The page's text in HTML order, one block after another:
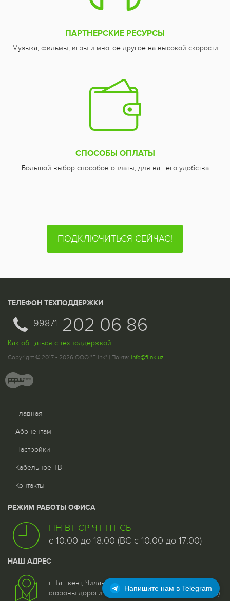
ПАРТНЕРСКИЕ РЕСУРСЫ
Музыка, фильмы, игры и многое другое на высокой скорости
СПОСОБЫ ОПЛАТЫ
Большой выбор способов оплаты, для вашего удобства
ПОДКЛЮЧИТЬСЯ СЕЙЧАС!
ТЕЛЕФОН ТЕХПОДДЕРЖКИ
99871 202 06 86
Как общаться с техподдержкой
Copyright © 2017 - 2026 ООО "Flink" | Почта: info@flink.uz
Главная
Абонентам
Настройки
Кабельное ТВ
Контакты
РЕЖИМ РАБОТЫ ОФИСА
ПН ВТ СР ЧТ ПТ СБ
с 10:00 до 18:00 (ВС с 10:00 до 17:00)
НАШ АДРЕС
г. Ташкент, Чиланзар - 5 квартал, дом 25, 1 этаж со
стороны дороги. (Возле 96 отделения связи (почта).
Напишите нам в Telegram